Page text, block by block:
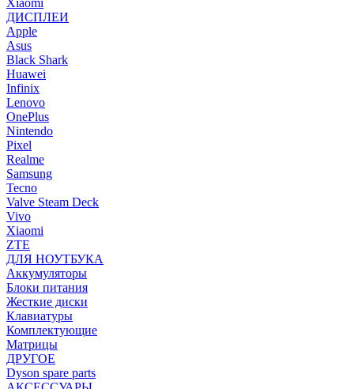
Xiaomi
ДИСПЛЕИ
Apple
Asus
Black Shark
Huawei
Infinix
Lenovo
OnePlus
Nintendo
Pixel
Realme
Samsung
Tecno
Valve Steam Deck
Vivo
Xiaomi
ZTE
ДЛЯ НОУТБУКА
Аккумуляторы
Блоки питания
Жесткие диски
Клавиатуры
Комплектующие
Матрицы
ДРУГОЕ
Dyson spare parts